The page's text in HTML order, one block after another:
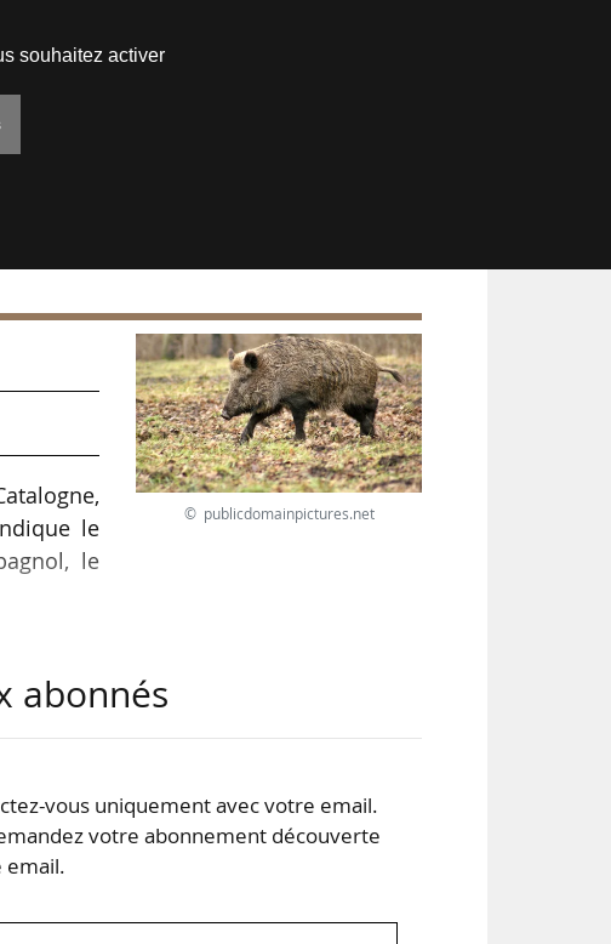
le
le
de la
de six
et de
© publicdomainpictures.net
abonnés
vous uniquement avec votre email.
votre abonnement découverte
email.
souhaitez activer